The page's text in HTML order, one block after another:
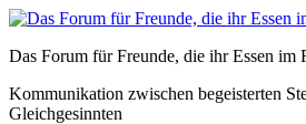
Das Forum für Freunde, die ihr Essen im
Kommunikation zwischen begeisterten
Gleichgesinnten